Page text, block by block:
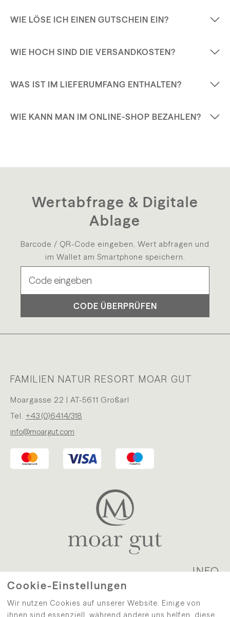
WIE LÖSE ICH EINEN GUTSCHEIN EIN?
WIE HOCH SIND DIE VERSANDKOSTEN?
bis 5 kg: € 15,08
bis 10 kg: € 17,18
WAS IST IM LIEFERUMFANG ENTHALTEN?
WIE KANN MAN IM ONLINE-SHOP BEZAHLEN?
Wertabfrage & Digitale
Ablage
Barcode / QR-Code eingeben, Wert abfragen und
im Wallet am Smartphone speichern.
CODE ÜBERPRÜFEN
FAMILIEN NATUR RESORT MOAR GUT
Moargasse 22 | AT-5611 Großarl
Tel. +43 (0)6414/318
info@moargut.com
INFO
IMPRESSUM | KONTAKT
Cookie-Einstellungen
Wir nutzen Cookies auf unserer Website. Einige von
ihnen sind essenziell, während andere uns helfen, diese